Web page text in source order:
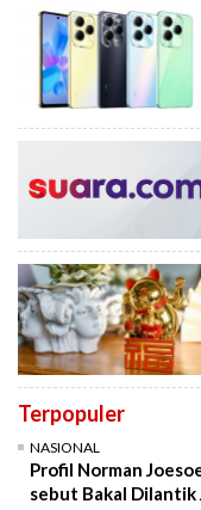
Terpopuler
NASIONAL
Profil Norman
sebut Bakal Dilantik